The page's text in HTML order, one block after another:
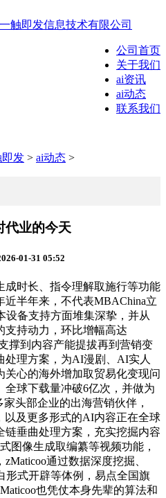
公司首页
关于我们
ai资讯
ai动态
联系我们
发 > ai动态 >
代业的今天
01-31 05:52
时长、指令理解取施行等功能
近半年来，不代表MBAChina立
备支持方面堆集深挚，并从
支持动力，环比增幅高达
撑到内容产能提拔再到营销变
处理方案，为AI漫剧、AI实人
心的海外增加取贸易化变现问
球下载量冲破6亿次，并做为
家头部企业的出海营销伙伴，
以及更多形式的AI内容正在全球
垂曲处理方案，充实挖掘内容
图像生成取编纂等视频功能，
通过数据深度挖掘、
形式开辟等体例，易点全国旗
也凭仗本身先辈的算法和